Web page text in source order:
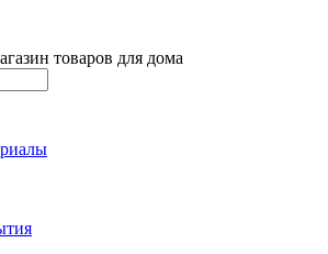
товаров для дома